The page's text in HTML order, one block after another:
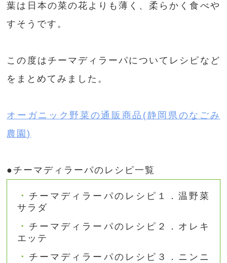
葉は日本の菜の花よりも薄く、柔らかく食べや
すそうです。
この度はチーマディラーパについてレシピなど
をまとめてみました。
オーガニック野菜の通販商品(静岡県のなごみ
農園)
●チーマディラーパのレシピ一覧
チーマディラーパのレシピ１．温野菜
サラダ
チーマディラーパのレシピ２．オレキ
エッテ
チーマディラーパのレシピ３．ニンニ